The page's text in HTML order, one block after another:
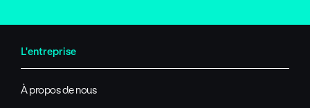
L'entreprise
À propos de nous